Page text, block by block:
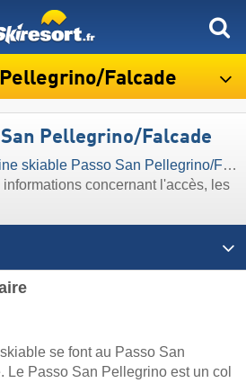
Pellegrino/​Falcade
Pellegrino/​Falcade
skiable Passo San Pellegrino/​Falcade
concernant l'accès, les
se font au Passo San
Le Passo San Pellegrino est un col